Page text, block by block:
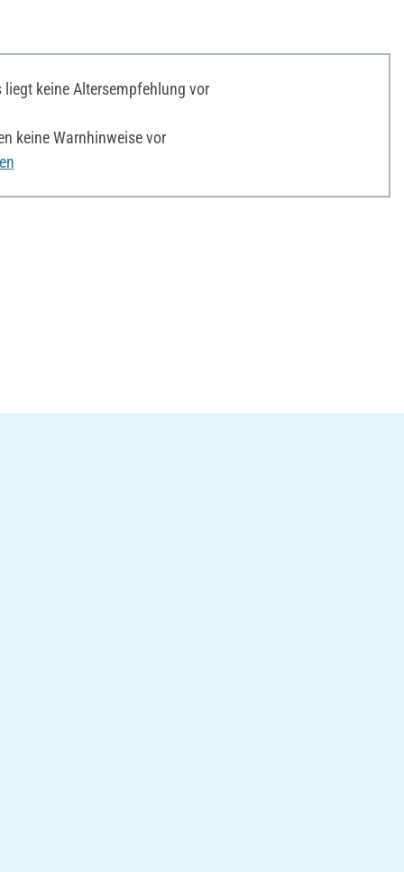
keine Altersempfehlung vor
keine Warnhinweise vor